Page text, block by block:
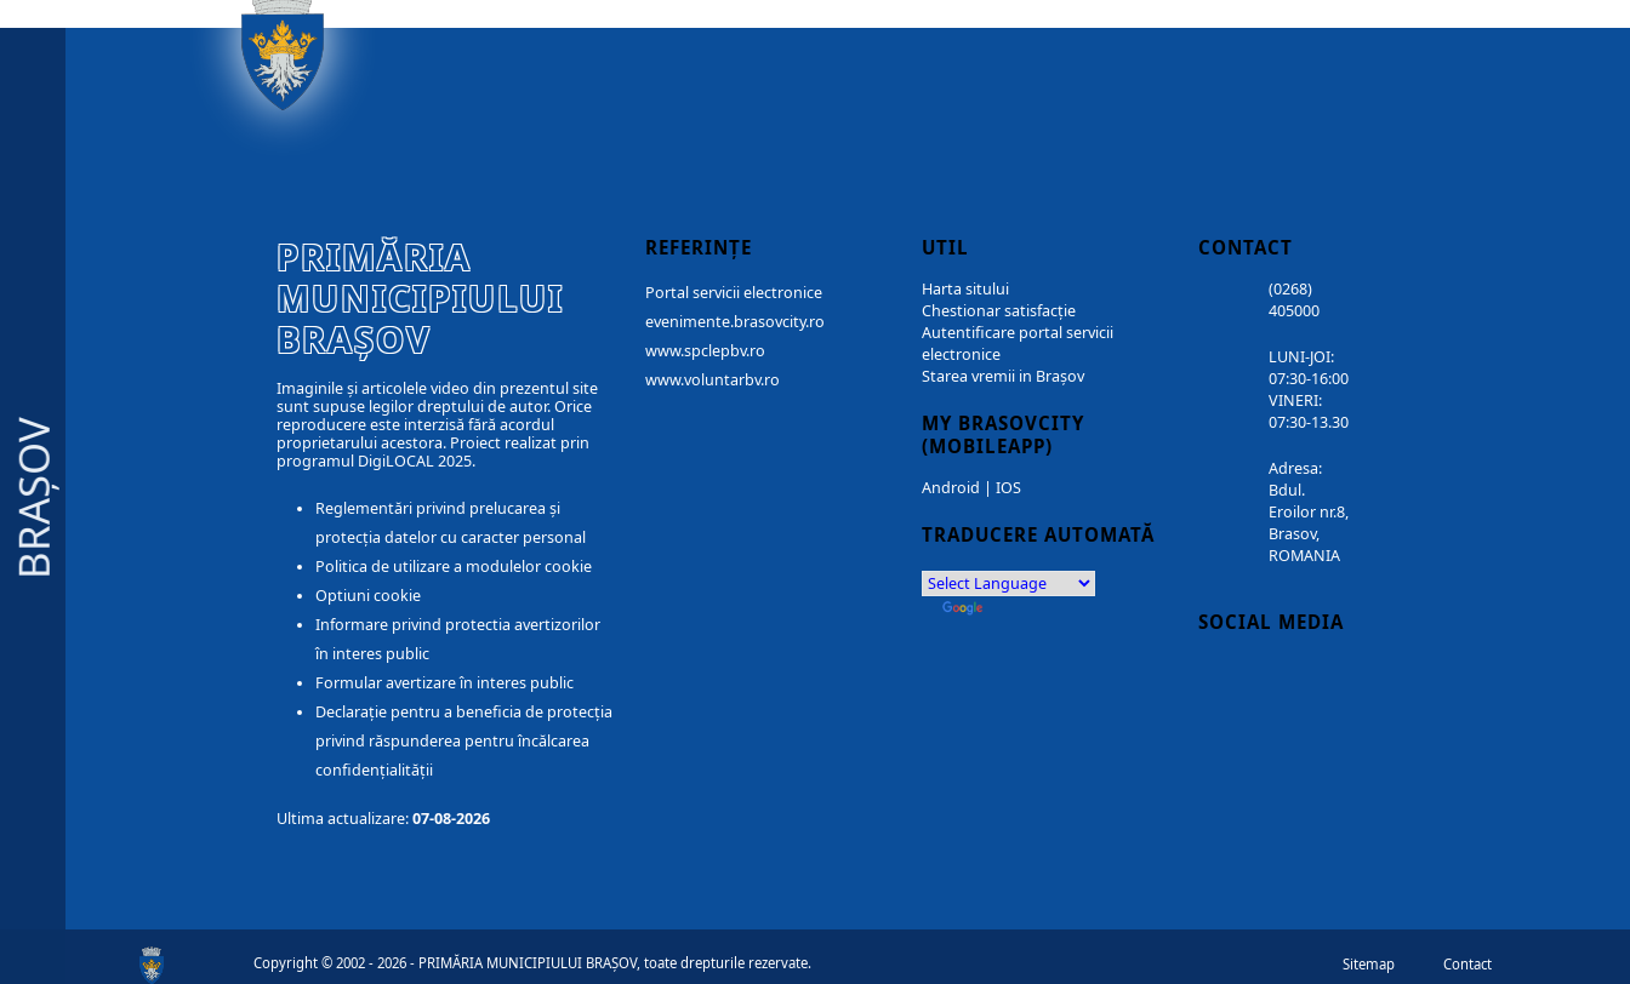
BRAȘOV
PRIMĂRIA
MUNICIPIULUI
BRAȘOV
Imaginile și articolele video din prezentul site
sunt supuse legilor dreptului de autor. Orice
reproducere este interzisă fără acordul
proprietarului acestora. Proiect realizat prin
programul DigiLOCAL 2025.
Reglementări privind prelucarea și
protecția datelor cu caracter personal
Politica de utilizare a modulelor cookie
Optiuni cookie
Informare privind protectia avertizorilor
în interes public
Formular avertizare în interes public
Declarație pentru a beneficia de protecția
privind răspunderea pentru încălcarea
confidențialității
Ultima actualizare:07-08-2026
REFERINȚE
Portal servicii electronice
evenimente.brasovcity.ro
www.spclepbv.ro
www.voluntarbv.ro
UTIL
Harta sitului
Chestionar satisfacție
Autentificare portal servicii
electronice
Starea vremii in Brașov
MY BRASOVCITY
(MOBILEAPP)
Android | IOS
TRADUCERE AUTOMATĂ
CONTACT
(0268)
405000
LUNI-JOI:
07:30-16:00
VINERI:
07:30-13.30
Adresa:
Bdul.
Eroilor nr.8,
Brasov,
ROMANIA
SOCIAL MEDIA
Copyright © 2002 - 2026 - PRIMĂRIA MUNICIPIULUI BRAȘOV, toate drepturile rezervate. Sitemap Contact